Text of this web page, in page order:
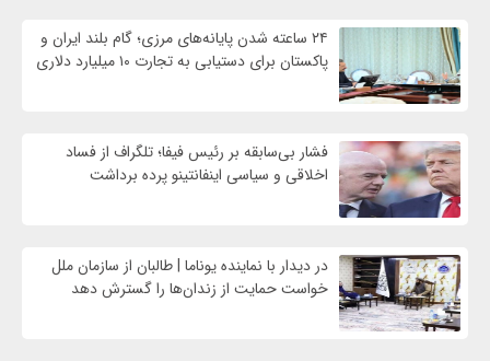
۲۴ ساعته شدن پایانه‌های مرزی؛ گام بلند ایران و
پاکستان برای دستیابی به تجارت ۱۰ میلیارد دلاری
فشار بی‌سابقه بر رئیس فیفا؛ تلگراف از فساد
اخلاقی و سیاسی اینفانتینو پرده برداشت
در دیدار با نماینده یوناما | طالبان از سازمان ملل
خواست حمایت از زندان‌ها را گسترش دهد